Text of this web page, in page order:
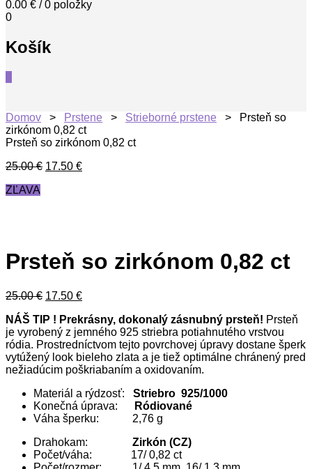
0.00 € / 0 položky
0
Košík
Domov > Prstene > Strieborné prstene > Prsteň so
zirkónom 0,82 ct
Prsteň so zirkónom 0,82 ct
25.00€ 17.50 €
ZĽAVA
Prsteň so zirkónom 0,82 ct
25.00€ 17.50 €
NÁŠ TIP ! Prekrásny, dokonalý zásnubný prsteň! Prsteň
je vyrobený z jemného 925 striebra potiahnutého vrstvou
ródia. Prostredníctvom tejto povrchovej úpravy dostane šperk
vytúžený look bieleho zlata a je tiež optimálne chránený pred
nežiadúcim poškriabaním a oxidovaním.
Materiál a rýdzosť: Striebro 925/1000
Konečná úprava:
Ródiované
Váha šperku: 2,76 g
Drahokam:
Zirkón (CZ)
Počet/váha: 17/ 0,82 ct